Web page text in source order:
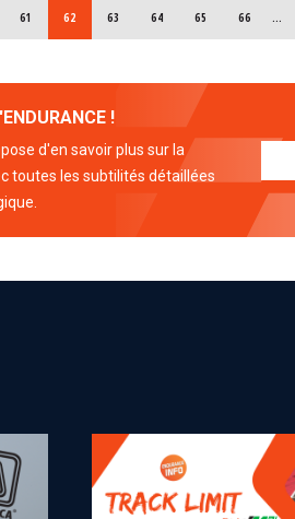
PAGE
61 PAGE COURANTE
62 PAGE
63 PAGE
64 PAGE
65 PAGE
66 …
!
d'en savoir plus sur la
toutes les subtilités détaillées